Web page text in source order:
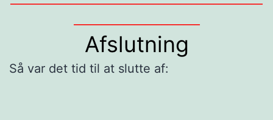
Afslutning
Så var det tid til at slutte af: